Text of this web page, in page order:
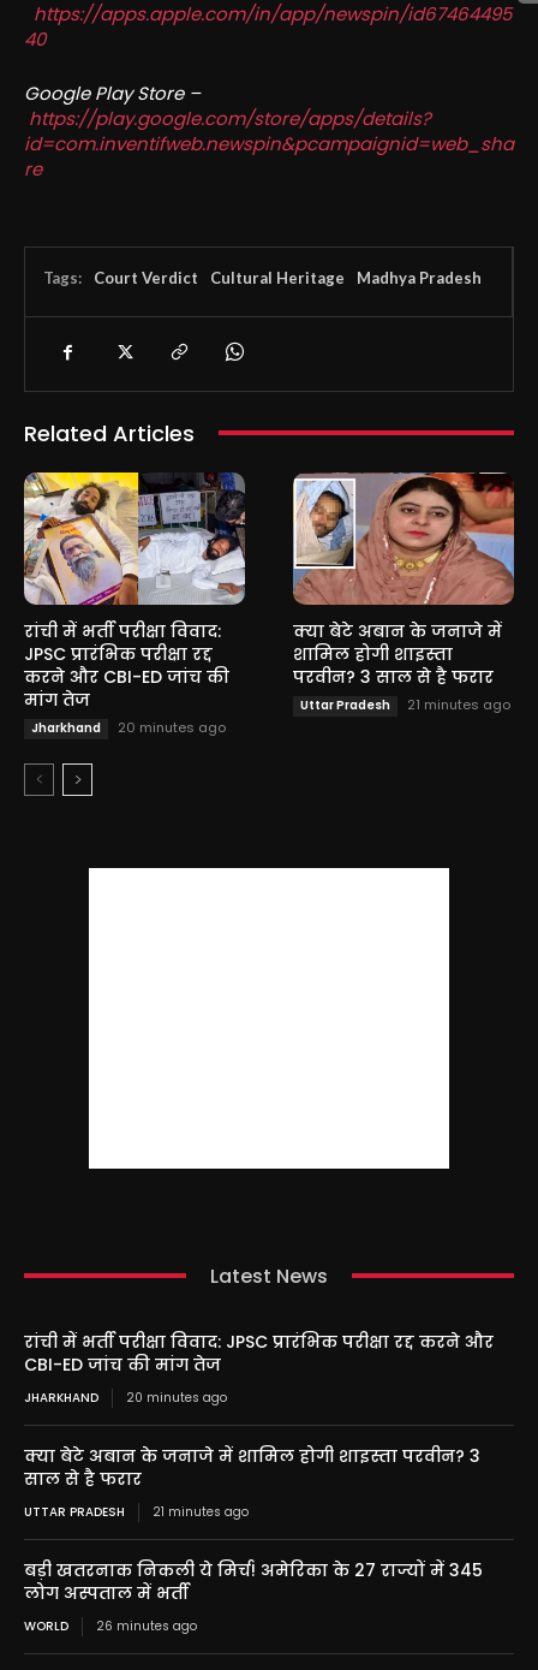
https://apps.apple.com/in/app/newspin/id67464495
40
Google Play Store –
https://play.google.com/store/apps/details?
id=com.inventifweb.newspin&pcampaignid=web_sha
re
Tags: Court Verdict Cultural Heritage Madhya Pradesh
Related Articles
रांची में भर्ती परीक्षा विवाद:
JPSC प्रारंभिक परीक्षा रद्द
करने और CBI-ED जांच की
मांग तेज
Jharkhand 20 minutes ago
क्या बेटे अबान के जनाजे में
शामिल होगी शाइस्ता
परवीन? 3 साल से है फरार
Uttar Pradesh 21 minutes ago
Latest News
रांची में भर्ती परीक्षा विवाद: JPSC प्रारंभिक परीक्षा रद्द करने और
CBI-ED जांच की मांग तेज
JHARKHAND 20 minutes ago
क्या बेटे अबान के जनाजे में शामिल होगी शाइस्ता परवीन? 3
साल से है फरार
UTTAR PRADESH 21 minutes ago
बड़ी खतरनाक निकली ये मिर्च! अमेरिका के 27 राज्यों में 345
लोग अस्पताल में भर्ती
WORLD 26 minutes ago